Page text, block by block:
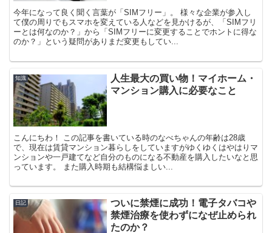
今年になって良く聞く言葉が「SIMフリー」。 様々な企業が参入し
て僕の周りでもスマホを変えている人などを見かけるが、「SIMフリ
ーとは何なのか？」から「SIMフリーに変更することでホントに得な
のか？」という疑問がありまだ変更もしてい...
知識
人生最大の買い物！マイホーム・
マンション購入に必要なこと
こんにちわ！ この記事を書いている時のなべちゃんの年齢は28歳
で、現在は賃貸マンション暮らしをしていますがゆくゆくはやはりマ
ンションや一戸建てなど自分のものになる不動産を購入したいなと思
っています。 また購入時期も結構悩ましい...
日記
ついに禁煙に成功！電子タバコや
禁煙治療を使わずになぜ止められ
たのか？